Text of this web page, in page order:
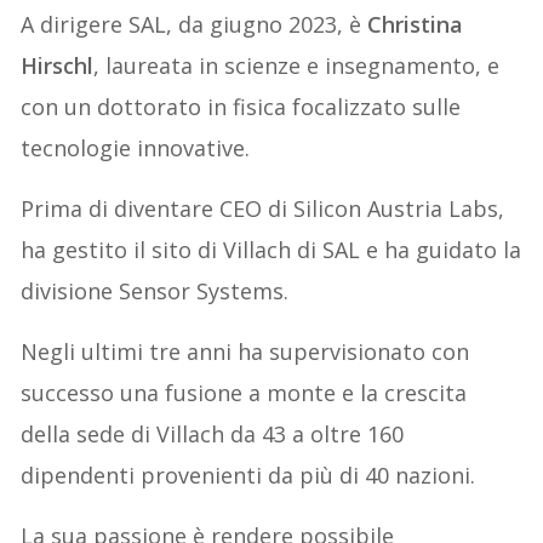
A dirigere SAL, da giugno 2023, è Christina
Hirschl, laureata in scienze e insegnamento, e
con un dottorato in fisica focalizzato sulle
tecnologie innovative.
Prima di diventare CEO di Silicon Austria Labs,
ha gestito il sito di Villach di SAL e ha guidato la
divisione Sensor Systems.
Negli ultimi tre anni ha supervisionato con
successo una fusione a monte e la crescita
della sede di Villach da 43 a oltre 160
dipendenti provenienti da più di 40 nazioni.
La sua passione è rendere possibile